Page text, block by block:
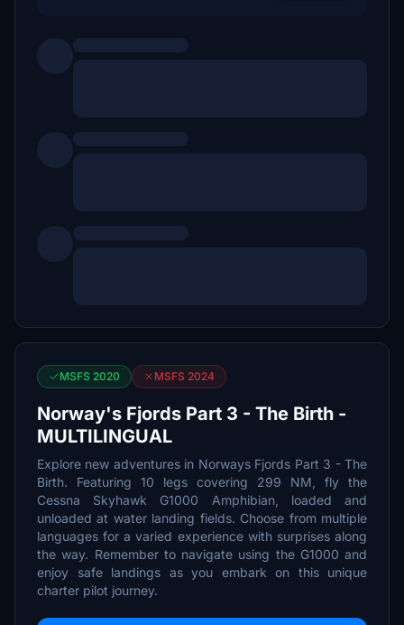
MSFS 2020 MSFS 2024
Norway's Fjords Part 3 - The Birth -
MULTILINGUAL
Explore new adventures in Norways Fjords Part 3 - The
Birth. Featuring 10 legs covering 299 NM, fly the
Cessna Skyhawk G1000 Amphibian, loaded and
unloaded at water landing fields. Choose from multiple
languages for a varied experience with surprises along
the way. Remember to navigate using the G1000 and
enjoy safe landings as you embark on this unique
charter pilot journey.